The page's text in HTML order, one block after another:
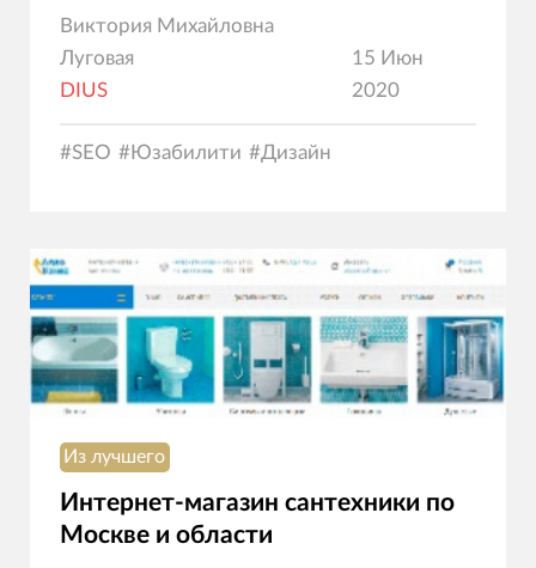
Виктория Михайловна
Луговая
DIUS
15 Июн
2020
#SEO #Юзабилити #Дизайн
Из лучшего
Интернет-магазин сантехники по
Москве и области